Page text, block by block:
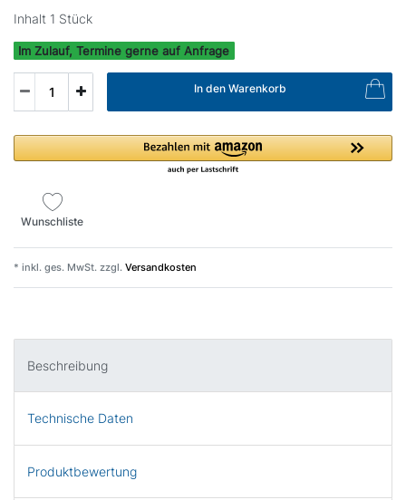
Inhalt 1 Stück
Im Zulauf, Termine gerne auf Anfrage
In den Warenkorb
Wunschliste
* inkl. ges. MwSt. zzgl. Versandkosten
Beschreibung
Technische Daten
Produktbewertung